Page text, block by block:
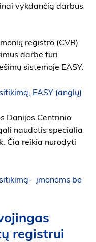
vykdančią darbus
registro (CVR)
darbe turi
sistemoje EASY.
EASY (anglų)
Danijos Centrinio
naudotis specialia
Čia reikia nurodyti
įmonėms be
registrui